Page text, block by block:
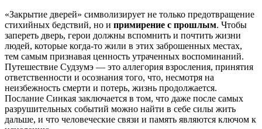
«Закрытие дверей» символизирует не только предотвращение
стихийных бедствий, но и примирение с прошлым. Чтобы
запереть дверь, герои должны вспомнить и почтить жизни
людей, которые когда-то жили в этих заброшенных местах,
тем самым признавая ценность утраченных воспоминаний.
Путешествие Судзумэ — это аллегория взросления, принятия
ответственности и осознания того, что, несмотря на
неизбежность смерти и потерь, жизнь продолжается.
Послание Синкая заключается в том, что даже после самых
разрушительных событий можно найти в себе силы жить
дальше, и что человеческие связи и память являются ключом к